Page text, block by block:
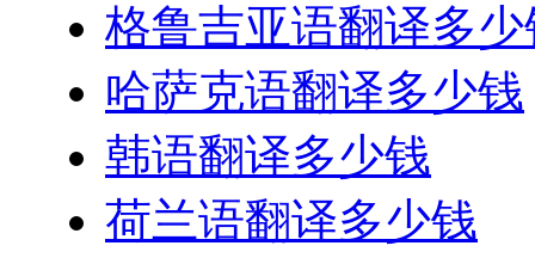
格鲁吉亚语翻译多少
哈萨克语翻译多少钱
韩语翻译多少钱
荷兰语翻译多少钱